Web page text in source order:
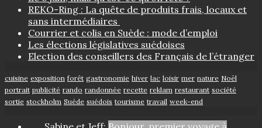
REKO-Ring : La quête de produits frais, locaux et
sans intermédiaires
Courrier et colis en Suède : mode d’emploi
Les élections législatives suédoises
Election des conseillers des Français de l’étranger
cuisine exposition forêt gastronomie hiver lac loisir mer nature Noël
portrait publicité rando randonnée recette reklam restaurant société
sortie stockholm Suède suédois tourisme travail week-end